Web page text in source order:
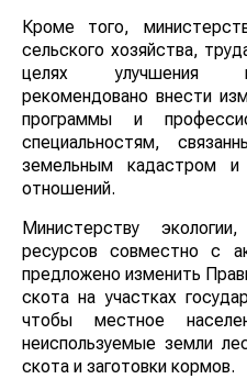
Кроме того,
сельского хозяйства,
целях улучшения
рекомендовано внести
программы и
специальностям,
земельным кадастром и
отношений.
Министерству
ресурсов совместно с
предложено изменить
скота на участках
чтобы местное
неиспользуемые земли
скота и заготовки кормов.